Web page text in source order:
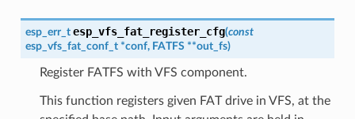
esp_err_t esp_vfs_fat_register_cfg(const
esp_vfs_fat_conf_t *conf, FATFS **out_fs)
Register FATFS with VFS component.
This function registers given FAT drive in VFS, at the